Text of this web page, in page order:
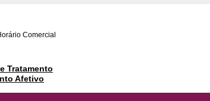
Comercial
Tratamento
Afetivo